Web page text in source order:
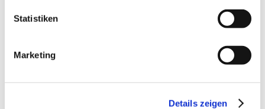
Statistiken
Marketing
Details zeigen